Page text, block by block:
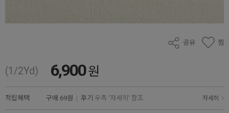
공유 찜
(1/2Yd) 6,900원
적립혜택 구매 69원 | 후기 우측 '자세히' 참조 자세히